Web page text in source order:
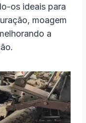
os ideais para
moagem
a